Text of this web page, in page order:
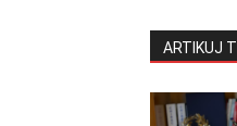
ARTIKUJ